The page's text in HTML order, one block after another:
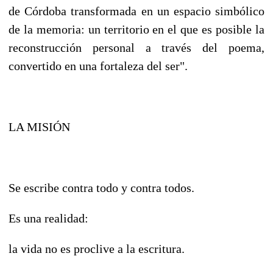
de Córdoba transformada en un espacio simbólico
de la memoria: un territorio en el que es posible la
reconstrucción personal a través del poema,
convertido en una fortaleza del ser".
LA MISIÓN
Se escribe contra todo y contra todos.
Es una realidad:
la vida no es proclive a la escritura.